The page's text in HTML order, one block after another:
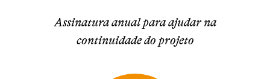
Assinatura anual para ajudar na
continuidade do projeto